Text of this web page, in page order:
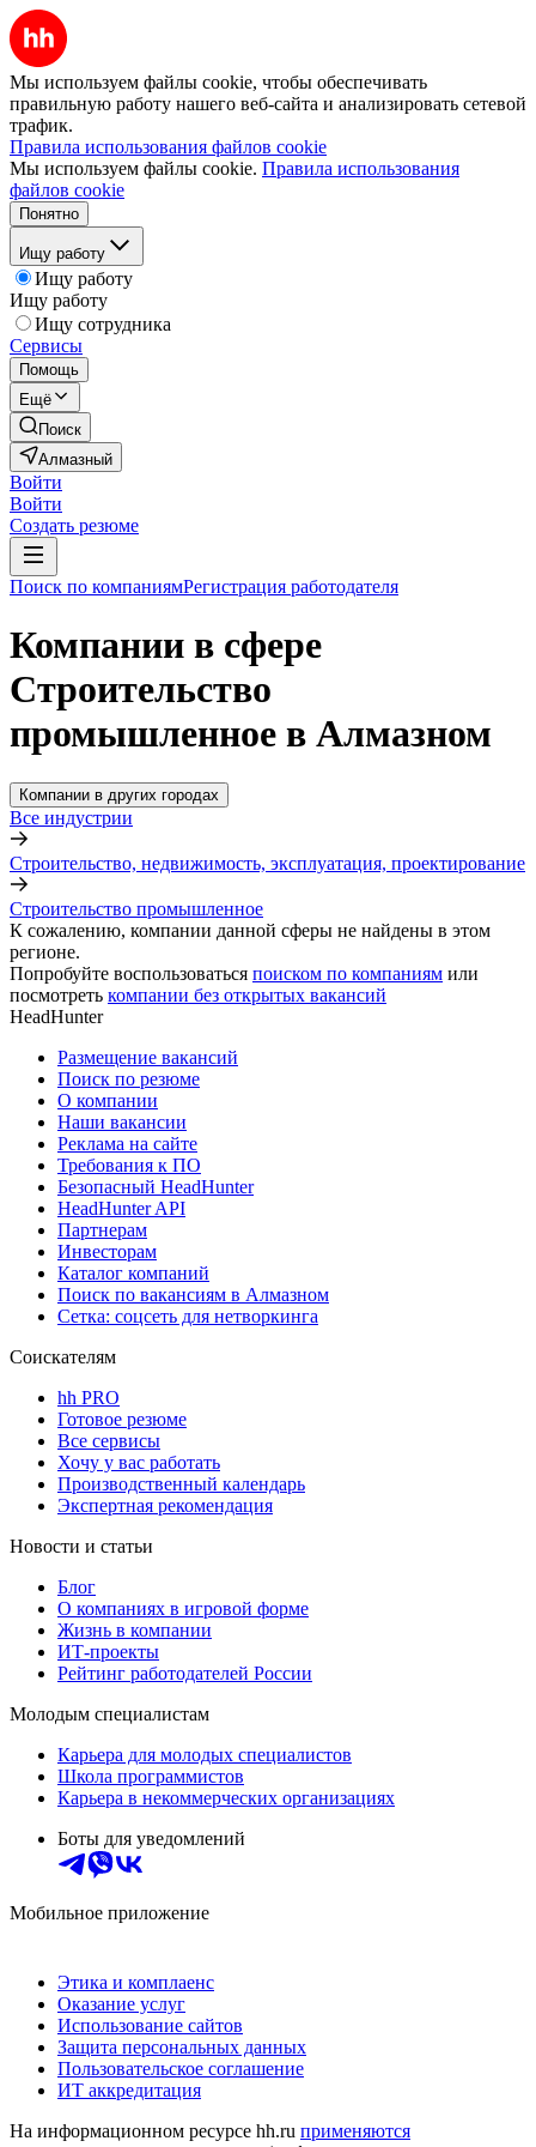
Мы используем файлы cookie, чтобы обеспечивать
правильную работу нашего веб-сайта и анализировать сетевой
трафик.
Правила использования файлов cookie
Мы используем файлы cookie. Правила использования
файлов cookie
Понятно
Ищу работу
Ищу работу
Ищу работу
Ищу сотрудника
Сервисы
Помощь
Ещё
Поиск
Алмазный
Войти
Войти
Создать резюме
Поиск по компаниямРегистрация работодателя
Компании в сфере
Строительство
промышленное в Алмазном
Компании в других городах
Все индустрии
Строительство, недвижимость, эксплуатация, проектирование
Строительство промышленное
К сожалению, компании данной сферы не найдены в этом
регионе.
Попробуйте воспользоваться поиском по компаниям или
посмотреть компании без открытых вакансий
HeadHunter
Размещение вакансий
Поиск по резюме
О компании
Наши вакансии
Реклама на сайте
Требования к ПО
Безопасный HeadHunter
HeadHunter API
Партнерам
Инвесторам
Каталог компаний
Поиск по вакансиям в Алмазном
Сетка: соцсеть для нетворкинга
Соискателям
hh PRO
Готовое резюме
Все сервисы
Хочу у вас работать
Производственный календарь
Экспертная рекомендация
Новости и статьи
Блог
О компаниях в игровой форме
Жизнь в компании
ИТ-проекты
Рейтинг работодателей России
Молодым специалистам
Карьера для молодых специалистов
Школа программистов
Карьера в некоммерческих организациях
Боты для уведомлений
Мобильное приложение
Этика и комплаенс
Оказание услуг
Использование сайтов
Защита персональных данных
Пользовательское соглашение
ИТ аккредитация
На информационном ресурсе hh.ru применяются